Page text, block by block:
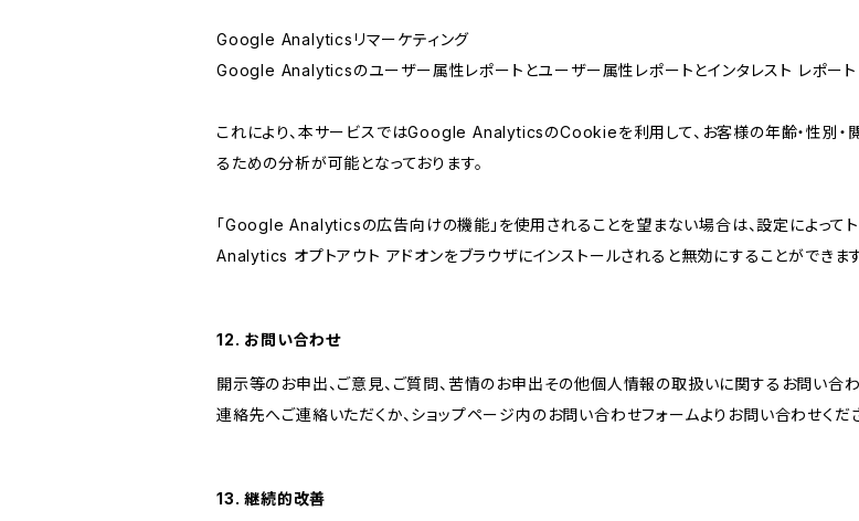
Google Analyticsリマーケティング
Google Analyticsのユーザー属性レポートとユーザー属性レポートとインタレスト レポート
これにより、本サービスではGoogle AnalyticsのCookieを利用して、お客様の年齢・性別・
るための分析が可能となっております。
「Google Analyticsの広告向けの機能」を使用されることを望まない場合は、設定によって
Analytics オプトアウト アドオンをブラウザにインストールされると無効にすることができます
12. お問い合わせ
開示等のお申出、ご意見、ご質問、苦情のお申出その他個人情報の取扱いに関するお問い合
連絡先へご連絡いただくか、ショップページ内のお問い合わせフォームよりお問い合わせくだ
13. 継続的改善